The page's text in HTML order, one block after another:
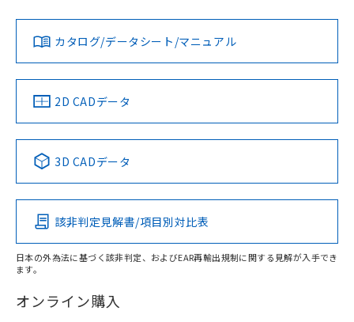
タイムチャート
上、n: 20mm以上
検出領域
ダウンロードデータをご利用いただく前に、以下を必ずお読
みください。
ソフトウェアの使用条件
対応済み
中国 RoHS 注意事項・凡例
Pb Hg Cd Cr(VI)
O
在庫等で未対応品が混在する可能性があります。
LR型式承認
（イギリス
船舶規格）
DNV型式承認
（ノルウェー
BV型式承認
（フランス
KR型式
（韓国
No No No No
この製品の規格認証/適合状況ページへ
その他の認証はこちらのページからご検索ください
カタログ/データシート/マニュアル
2D CADデータ
3D CADデータ
該非判定見解書/項目別対比表
日本の外為法に基づく該非判定、およびEAR再輸出規制に関する見解が入手でき
ます。
オンライン購入